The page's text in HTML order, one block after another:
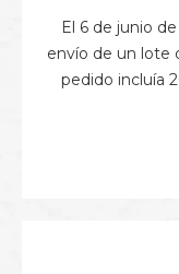
El 6 de junio
envío de un lote
pedido incluía
WID1092D-1 y
WID1092E,